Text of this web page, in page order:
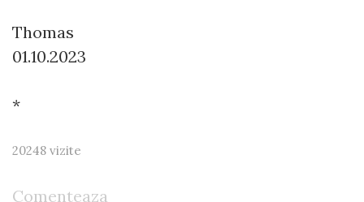
Thomas
01.10.2023
*
20248 vizite
Comenteaza